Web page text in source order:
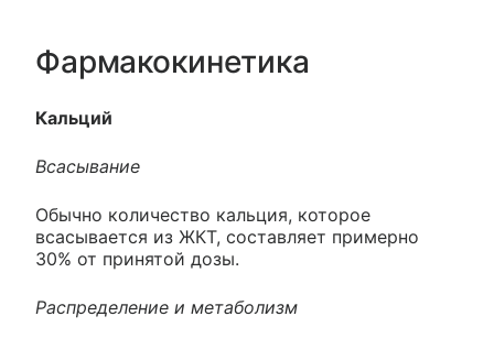
Фармакокинетика
Кальций
Всасывание
Обычно количество кальция, которое
всасывается из ЖКТ, составляет примерно
30% от принятой дозы.
Распределение и метаболизм